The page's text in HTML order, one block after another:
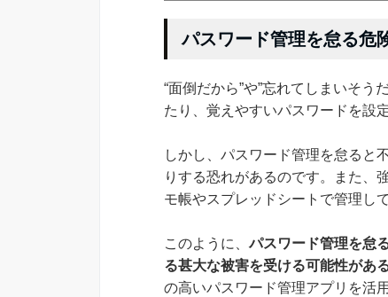
パスワード管理を怠る危
“面倒だから”や”忘れてしまいそう
たり、覚えやすいパスワードを設
しかし、パスワード管理を怠ると
りする恐れがあるのです。また、
モ帳やスプレッドシートで管理し
このように、パスワード管理を怠
る甚大な被害を受ける可能性があ
の高いパスワード管理アプリを活